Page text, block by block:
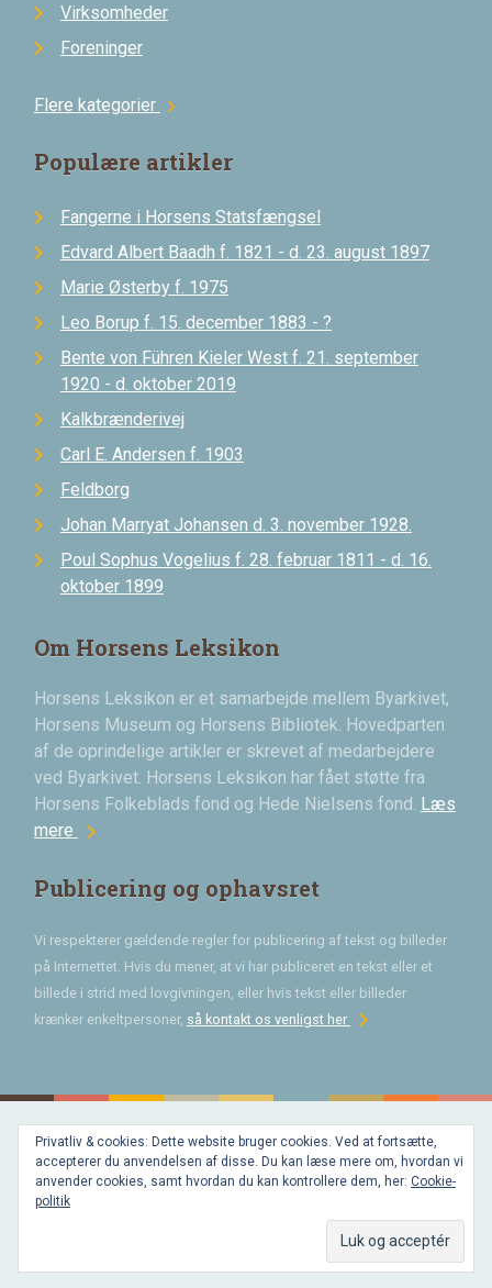
Virksomheder
Foreninger
Flere kategorier chevron_right
Populære artikler
Fangerne i Horsens Statsfængsel
Edvard Albert Baadh f. 1821 - d. 23. august 1897
Marie Østerby f. 1975
Leo Borup f. 15. december 1883 - ?
Bente von Führen Kieler West f. 21. september
1920 - d. oktober 2019
Kalkbrænderivej
Carl E. Andersen f. 1903
Feldborg
Johan Marryat Johansen d. 3. november 1928.
Poul Sophus Vogelius f. 28. februar 1811 - d. 16.
oktober 1899
Om Horsens Leksikon
Horsens Leksikon er et samarbejde mellem Byarkivet,
Horsens Museum og Horsens Bibliotek. Hovedparten
af de oprindelige artikler er skrevet af medarbejdere
ved Byarkivet. Horsens Leksikon har fået støtte fra
Horsens Folkeblads fond og Hede Nielsens fond. Læs
mere chevron_right
Publicering og ophavsret
Vi respekterer gældende regler for publicering af tekst og billeder
på Internettet. Hvis du mener, at vi har publiceret en tekst eller et
billede i strid med lovgivningen, eller hvis tekst eller billeder
krænker enkeltpersoner, så kontakt os venligst herchevron_right
Bygget med
WordPressog
favoriteaf
Privatliv & cookies: Dette website bruger cookies. Ved at fortsætte,
accepterer du anvendelsen af disse. Du kan læse mere om, hvordan vi
anvender cookies, samt hvordan du kan kontrollere dem, her: Cookie-
politik